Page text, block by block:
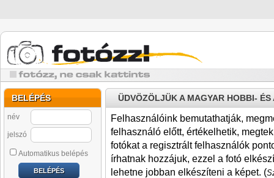
BELÉPÉS
név
jelszó
Automatikus belépés
ÜDVÖZÖLJÜK A MAGYAR HOBBI-
Felhasználóink bemutathatják,
felhasználó előtt, értékelhetik,
fotókat a regisztrált felhasználók
írhatnak hozzájuk, ezzel a fotó
lehetne jobban elkészíteni a képet. (